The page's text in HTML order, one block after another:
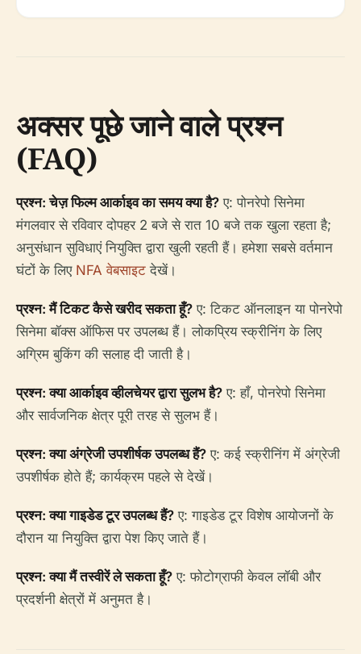
अक्सर पूछे जाने वाले प्रश्न
(FAQ)
प्रश्न: चेज़ फिल्म आर्काइव का समय क्या है? ए: पोनरेपो सिनेमा
मंगलवार से रविवार दोपहर 2 बजे से रात 10 बजे तक खुला रहता है;
अनुसंधान सुविधाएं नियुक्ति द्वारा खुली रहती हैं। हमेशा सबसे वर्तमान
घंटों के लिए NFA वेबसाइट देखें।
प्रश्न: मैं टिकट कैसे खरीद सकता हूँ? ए: टिकट ऑनलाइन या पोनरेपो
सिनेमा बॉक्स ऑफिस पर उपलब्ध हैं। लोकप्रिय स्क्रीनिंग के लिए
अग्रिम बुकिंग की सलाह दी जाती है।
प्रश्न: क्या आर्काइव व्हीलचेयर द्वारा सुलभ है? ए: हाँ, पोनरेपो सिनेमा
और सार्वजनिक क्षेत्र पूरी तरह से सुलभ हैं।
प्रश्न: क्या अंग्रेजी उपशीर्षक उपलब्ध हैं? ए: कई स्क्रीनिंग में अंग्रेजी
उपशीर्षक होते हैं; कार्यक्रम पहले से देखें।
प्रश्न: क्या गाइडेड टूर उपलब्ध हैं? ए: गाइडेड टूर विशेष आयोजनों के
दौरान या नियुक्ति द्वारा पेश किए जाते हैं।
प्रश्न: क्या मैं तस्वीरें ले सकता हूँ? ए: फोटोग्राफी केवल लॉबी और
प्रदर्शनी क्षेत्रों में अनुमत है।